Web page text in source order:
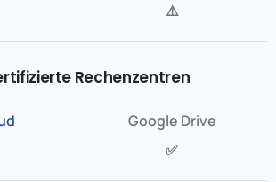
⚠️
Rechenzentren
✅